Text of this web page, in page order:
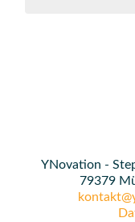
YNovation -
79379